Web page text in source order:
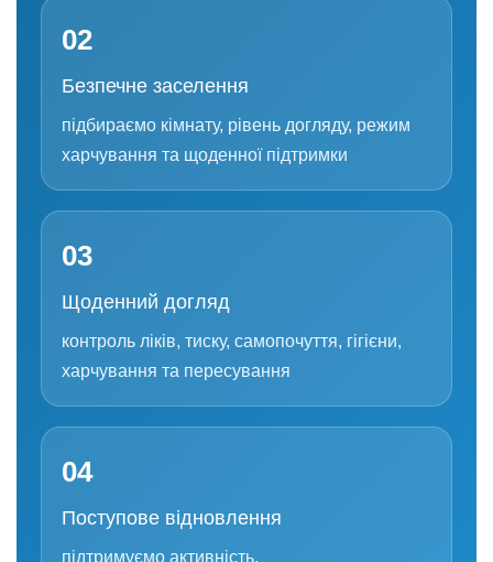
02
Безпечне заселення
підбираємо кімнату, рівень догляду, режим
харчування та щоденної підтримки
03
Щоденний догляд
контроль ліків, тиску, самопочуття, гігієни,
харчування та пересування
04
Поступове відновлення
підтримуємо активність,